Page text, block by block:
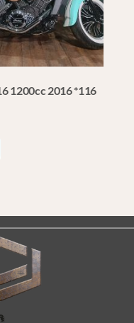
1200cc 2016 *116